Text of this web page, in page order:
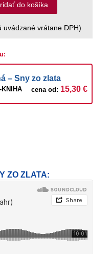
do košíka
uvádzané vrátane DPH)
– Sny zo zlata
KNIHA cena od: 15,30 €
ZO ZLATA: